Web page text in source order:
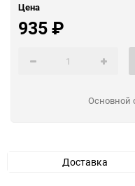
Цена
935₽
Основной
Доставка